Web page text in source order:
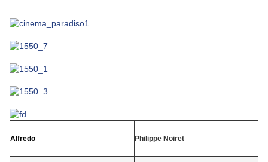
Alfredo Philippe Noiret